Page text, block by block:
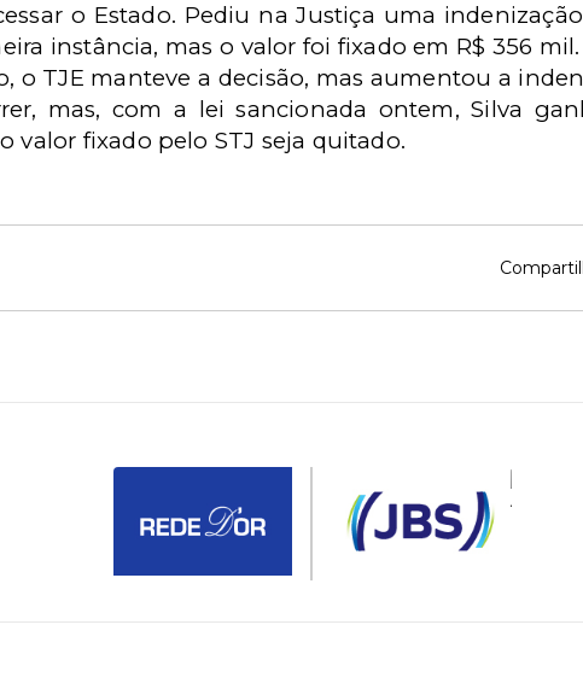
o Estado. Pediu na Justiça uma
instância, mas o valor foi fixado em R$ 356
o TJE manteve a decisão, mas aumentou a
mas, com a lei sancionada ontem, Silva
valor fixado pelo STJ seja quitado.